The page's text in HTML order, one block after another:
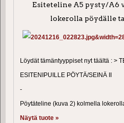
Esiteteline A5 pysty/A6
lokerolla pöydälle
Löydät tämäntyyppiset nyt täältä : >
ESITENIPUILLE PÖYTÄ/SEINÄ II
-
Pöytäteline (kuva 2) kolmella
Näytä tuote »